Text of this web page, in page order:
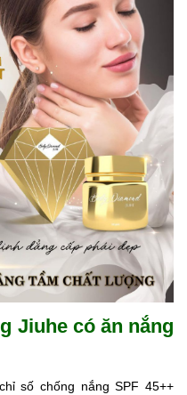
Jiuhe có ăn nắng
số chống nắng SPF 45++